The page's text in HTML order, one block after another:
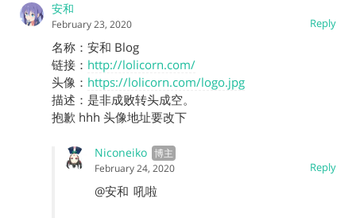
安和
Reply
February 23, 2020
名称：安和 Blog
链接： http://lolicorn.com/
头像： https://lolicorn.com/logo.jpg
描述：是非成败转头成空。
抱歉 hhh 头像地址要改下
Niconeiko
Reply
February 24, 2020
@安和 吼啦